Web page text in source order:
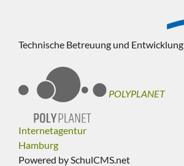
Technische Betreuung und Entwicklung
POLYPLANET
Internetagentur
Hamburg
Powered by SchulCMS.net